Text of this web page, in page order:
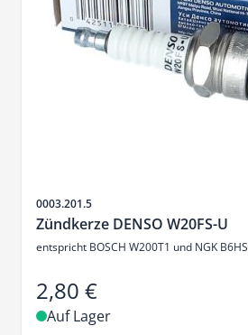
Artikelnr.
0003.201.5
Zündkerze DENSO W20FS-U
entspricht BOSCH W200T1 und NGK B6HS
2,80 €
Auf Lager